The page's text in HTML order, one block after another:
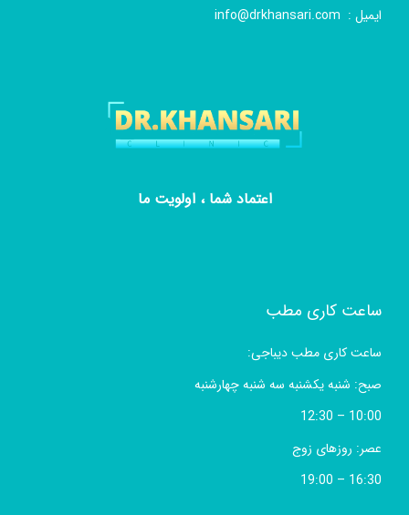
ایمیل : info@drkhansari.com
اعتماد شما ، اولویت ما
ساعت کاری مطب
ساعت کاری مطب دیباجی:
صبح: شنبه یکشنبه سه شنبه چهارشنبه
10:00 – 12:30
عصر: روزهای زوج
16:30 – 19:00